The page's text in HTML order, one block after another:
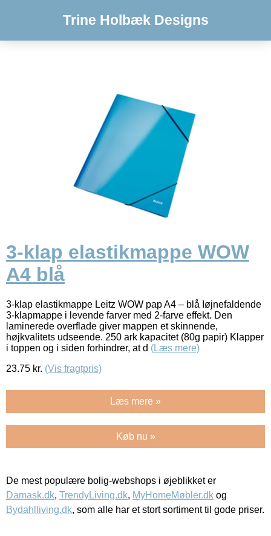
Trine Holbæk Designs
3-klap elastikmappe WOW
A4 blå
3-klap elastikmappe Leitz WOW pap A4 – blå Iøjnefaldende
3-klapmappe i levende farver med 2-farve effekt. Den
laminerede overflade giver mappen et skinnende,
højkvalitets udseende. 250 ark kapacitet (80g papir) Klapper
i toppen og i siden forhindrer, at d (Læs mere)
23.75 kr. (Vis fragtpris)
Læs mere »
Køb nu »
De mest populære bolig-webshops i øjeblikket er
Damask.dk, TrendyLiving.dk, MyHomeMøbler.dk og
Bydahlliving.dk, som alle har et stort sortiment til gode priser.